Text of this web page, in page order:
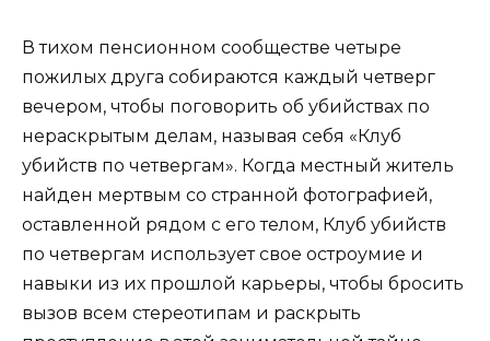
В тихом пенсионном сообществе четыре
пожилых друга собираются каждый четверг
вечером, чтобы поговорить об убийствах по
нераскрытым делам, называя себя «Клуб
убийств по четвергам». Когда местный житель
найден мертвым со странной фотографией,
оставленной рядом с его телом, Клуб убийств
по четвергам использует свое остроумие и
навыки из их прошлой карьеры, чтобы бросить
вызов всем стереотипам и раскрыть